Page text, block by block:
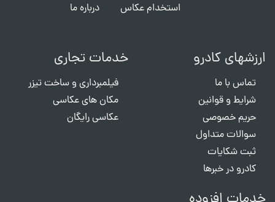
استخدام عکاس
درباره ما
ارزشهای کادرو
تماس با ما
شرایط و قوانین
حریم خصوصی
سوالات متداول
ثبت شکایات
کادرو در خبرها
خدمات تجاری
فیلمبرداری و ساخت تیزر
مکان های عکاسی
عکاسی رایگان